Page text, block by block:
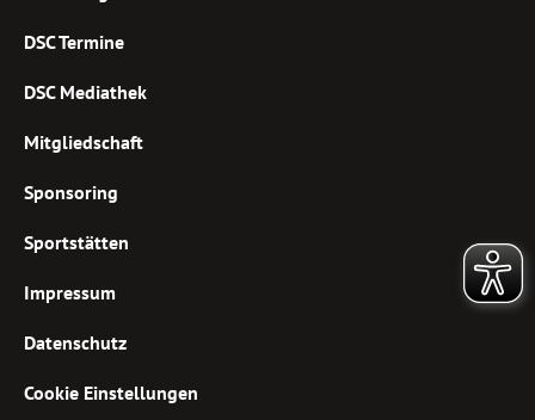
DSC Termine
DSC Mediathek
Mitgliedschaft
Sponsoring
Sportstätten
Impressum
Datenschutz
Cookie Einstellungen